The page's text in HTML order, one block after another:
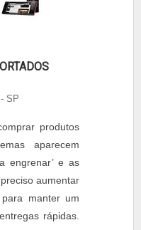
SP
produtos
aparecem
engrenar’ e as
aumentar
manter um
rápidas.